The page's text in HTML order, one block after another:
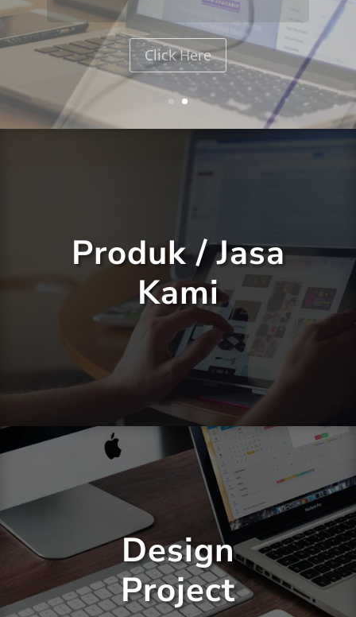
Click Here
Produk / Jasa
Kami
Design
Project